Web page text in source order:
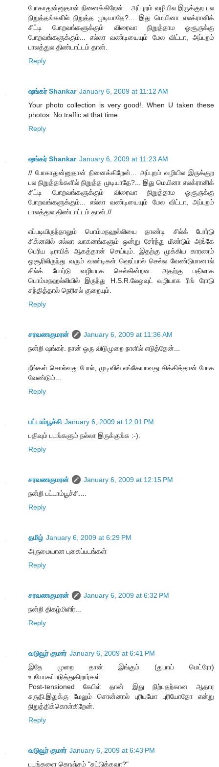
போகாதுன்னுதான் நினைக்கிறேன்... அப்புறம் வழியில இருக்குற பல
நிறுத்தங்களில் நிறுத்த முடியாதே?... இது மெயினா எலக்ரானிக்
சிட்டி போறவங்களுக்கும் விரைவா நிறுத்தாம ஓசூருக்கு
போறவங்களுக்கும்... எல்லா வண்டியையும் மேல விட்டா, அப்புறம்
பாலத்துல திண்டாட்டம் தான்.
Reply
ஷங்கர் Shankar January 6, 2009 at 11:12 AM
Your photo collection is very good!. When U taken these
photos. No traffic at that time.
Reply
ஷங்கர் Shankar January 6, 2009 at 11:23 AM
// போகாதுன்னுதான் நினைக்கிறேன்... அப்புறம் வழியில இருக்குற
பல நிறுத்தங்களில் நிறுத்த முடியாதே?... இது மெயினா எலக்ரானிக்
சிட்டி போறவங்களுக்கும் விரைவா நிறுத்தாம ஓசூருக்கு
போறவங்களுக்கும்... எல்லா வண்டியையும் மேல விட்டா, அப்புறம்
பாலத்துல திண்டாட்டம் தான்.//
எப்படியிருந்தாலும் பொம்மநஹல்லியை தாண்டி சில்க் போர்டு
சிக்னலில் எல்லா வாகனங்களும் ஒன்று சேர்ந்து மீண்டும் அங்கே
பெரிய டிராபிக் ஆகத்தான் செய்யும். இதற்கு முக்கிய காரணம்
ஓசூரிலிருந்து வரும் வண்டிகள் ஹெப்பால் செல்ல வேண்டுமானால்
சில்க் போர்டு வழியாக செல்கின்றன. அதற்கு பதிலாக
பொம்மநஹல்லியில் இருந்து H.S.R.லேஒவுட் வழியாக ரிங் ரோடு
சந்தித்தால் நெரிசல் குறையும்.
Reply
சரவணகுமரன்
January 6, 2009 at 11:36 AM
நன்றி ஷங்கர். நான் ஒரு விடுமுறை நாளில் எடுத்தேன்...
நீங்கள் சொல்வது போல், முடிவில் எங்கேயாவது சிக்கித்தான் போக
வேண்டும்...
Reply
பட்டாம்பூச்சி January 6, 2009 at 12:01 PM
பதிவும் படங்களும் நல்லா இருக்குங்க :-).
Reply
சரவணகுமரன்
January 6, 2009 at 12:15 PM
நன்றி பட்டாம்பூச்சி....
Reply
தமிழ் January 6, 2009 at 6:29 PM
அருமையான புகைப்படங்கள்
Reply
சரவணகுமரன்
January 6, 2009 at 6:32 PM
நன்றி திகழ்மிளிர்...
Reply
வடுவூர் குமார் January 6, 2009 at 6:41 PM
இதே முறை தான் இங்கும் (துபாய் மெட்ரோ)
உபயோகப்படுத்துகிறார்கள்.
Post-tensioned கேபிள் தான் இது நிற்பதற்கான ஆதார
சுருதி.இதுக்கு மேலும் சொன்னால் புரியுமோ புரியோதோ என்று
நிறுத்திக்கொள்கிறேன்.
Reply
வடுவூர் குமார் January 6, 2009 at 6:43 PM
படங்களை கொஞ்சம் "சுட்டுக்கவா?"